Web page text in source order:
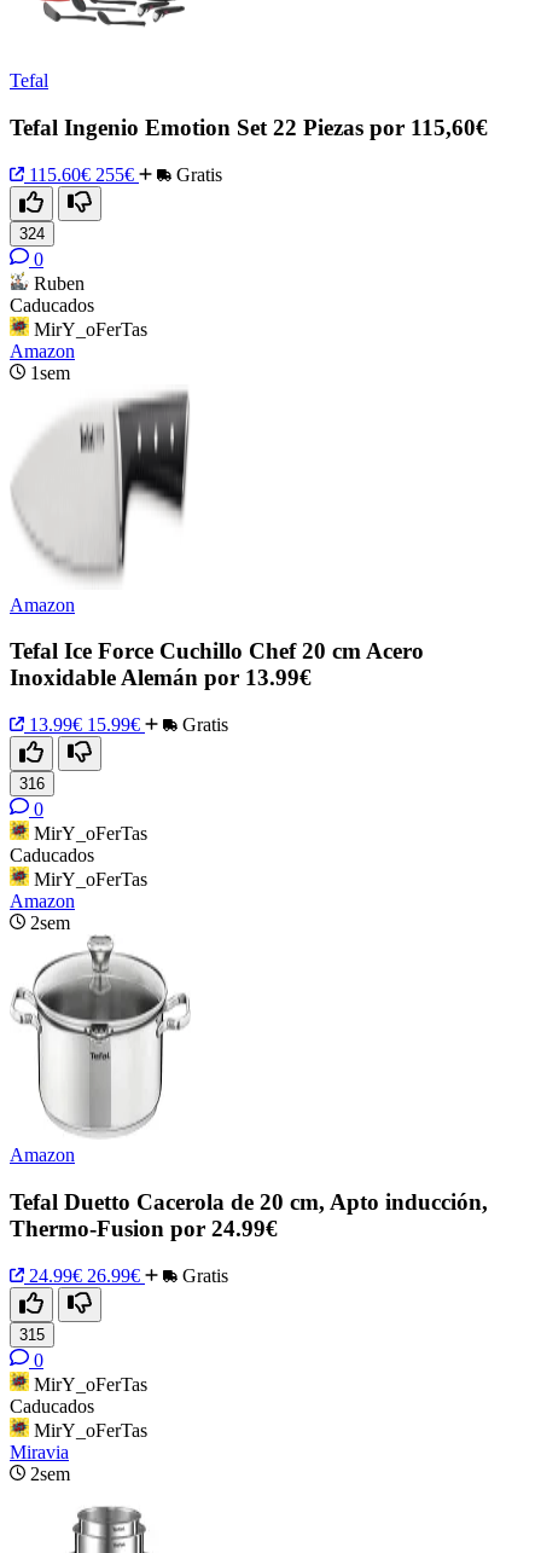
Tefal
Tefal Ingenio Emotion Set 22 Piezas por 115,60€
115.60€ 255€ Gratis
324
0
Ruben
Caducados
MirY_oFerTas
Amazon
1sem
Amazon
Tefal Ice Force Cuchillo Chef 20 cm Acero
Inoxidable Alemán por 13.99€
13.99€ 15.99€ Gratis
316
0
MirY_oFerTas
Caducados
MirY_oFerTas
Amazon
2sem
Amazon
Tefal Duetto Cacerola de 20 cm, Apto inducción,
Thermo-Fusion por 24.99€
24.99€ 26.99€ Gratis
315
0
MirY_oFerTas
Caducados
MirY_oFerTas
Miravia
2sem